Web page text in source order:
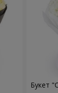
Букет